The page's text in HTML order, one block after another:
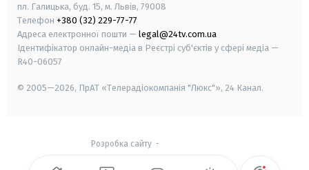
пл. Галицька, буд. 15, м. Львів, 79008
Телефон +380 (32) 229-77-77
Адреса електронної пошти — legal@24tv.com.ua
Ідентифікатор онлайн-медіа в Реєстрі суб'єктів у сфері медіа —
R40-06057
© 2005—2026, ПрАТ «Телерадіокомпанія "Люкс"», 24 Канал.
Розробка сайту-